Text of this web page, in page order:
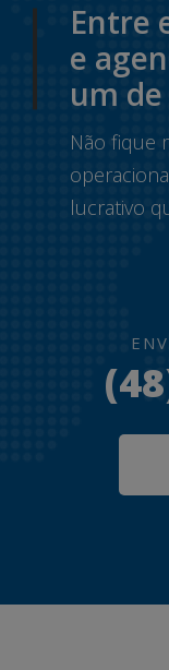
Entre
e
um de
Não fique
lucrativo